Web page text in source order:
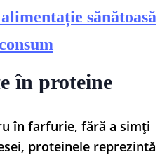
sănătoasă
în proteine
în farfurie, fără a simți
proteinele reprezintă